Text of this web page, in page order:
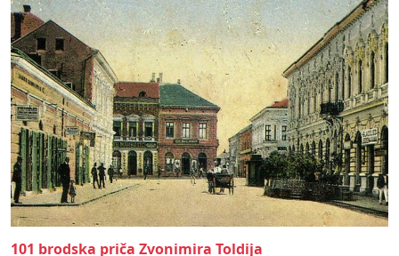
101 brodska priča Zvonimira Toldija